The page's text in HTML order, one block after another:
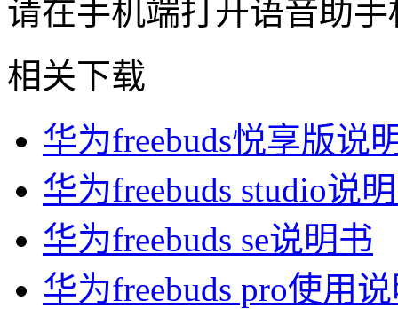
请在手机端打开语音助手
相关下载
华为freebuds悦享版说
华为freebuds studio说
华为freebuds se说明书
华为freebuds pro使用